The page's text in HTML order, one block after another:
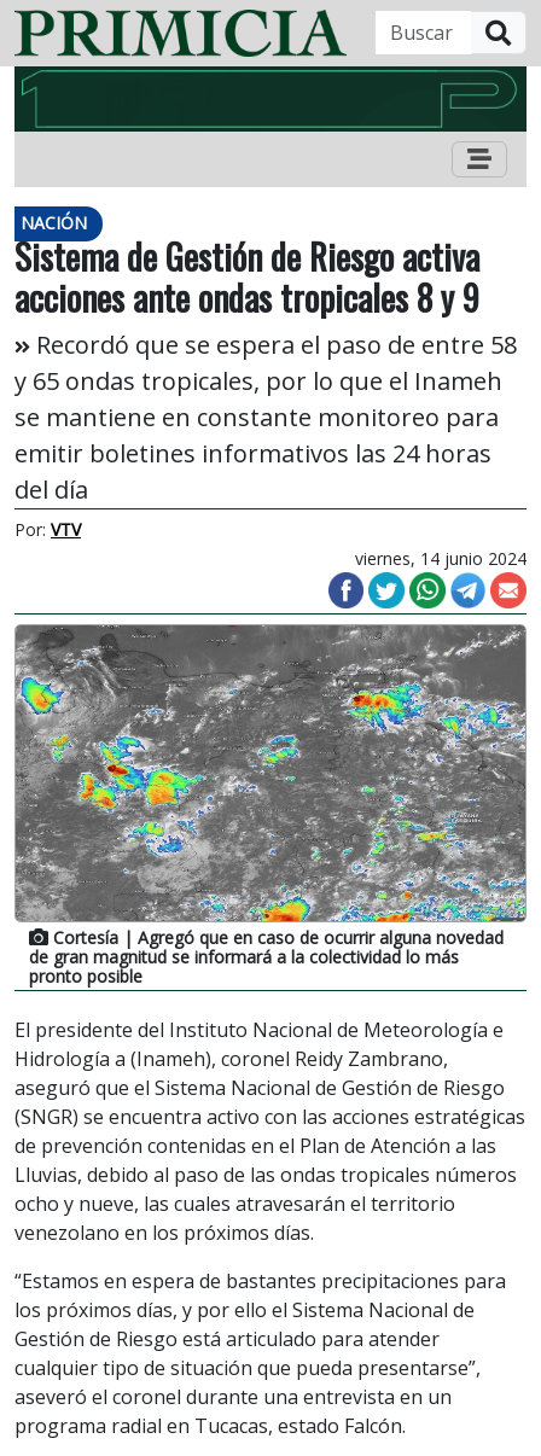
NACIÓN
Sistema de Gestión de Riesgo activa
acciones ante ondas tropicales 8 y 9
Recordó que se espera el paso de entre 58
y 65 ondas tropicales, por lo que el Inameh
se mantiene en constante monitoreo para
emitir boletines informativos las 24 horas
del día
Por: VTV
viernes, 14 junio 2024
Cortesía | Agregó que en caso de ocurrir alguna novedad
de gran magnitud se informará a la colectividad lo más
pronto posible
El presidente del Instituto Nacional de Meteorología e
Hidrología a (Inameh), coronel Reidy Zambrano,
aseguró que el Sistema Nacional de Gestión de Riesgo
(SNGR) se encuentra activo con las acciones estratégicas
de prevención contenidas en el Plan de Atención a las
Lluvias, debido al paso de las ondas tropicales números
ocho y nueve, las cuales atravesarán el territorio
venezolano en los próximos días.
“Estamos en espera de bastantes precipitaciones para
los próximos días, y por ello el Sistema Nacional de
Gestión de Riesgo está articulado para atender
cualquier tipo de situación que pueda presentarse”,
aseveró el coronel durante una entrevista en un
programa radial en Tucacas, estado Falcón.